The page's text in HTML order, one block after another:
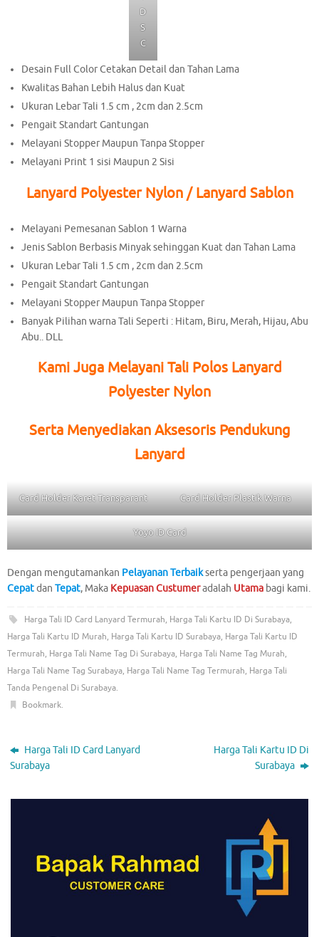
D
S
C
Desain Full Color Cetakan Detail dan Tahan Lama
Kwalitas Bahan Lebih Halus dan Kuat
Ukuran Lebar Tali 1.5 cm , 2cm dan 2.5cm
Pengait Standart Gantungan
Melayani Stopper Maupun Tanpa Stopper
Melayani Print 1 sisi Maupun 2 Sisi
Lanyard Polyester Nylon / Lanyard Sablon
Melayani Pemesanan Sablon 1 Warna
Jenis Sablon Berbasis Minyak sehinggan Kuat dan Tahan Lama
Ukuran Lebar Tali 1.5 cm , 2cm dan 2.5cm
Pengait Standart Gantungan
Melayani Stopper Maupun Tanpa Stopper
Banyak Pilihan warna Tali Seperti : Hitam, Biru, Merah, Hijau, Abu
Abu.. DLL
Kami Juga Melayani Tali Polos Lanyard
Polyester Nylon
Serta Menyediakan Aksesoris Pendukung
Lanyard
Card Holder Karet Transparant Card Holder Plastik Warna
Yoyo ID Card
Dengan mengutamankan Pelayanan Terbaikserta pengerjaan yang
Cepatdan Tepat, Maka Kepuasan Custumeradalah Utama bagi kami.
Harga Tali ID Card Lanyard Termurah, Harga Tali Kartu ID Di Surabaya,
Harga Tali Kartu ID Murah, Harga Tali Kartu ID Surabaya, Harga Tali Kartu ID
Termurah, Harga Tali Name Tag Di Surabaya, Harga Tali Name Tag Murah,
Harga Tali Name Tag Surabaya, Harga Tali Name Tag Termurah, Harga Tali
Tanda Pengenal Di Surabaya.
Bookmark.
Harga Tali ID Card Lanyard
Surabaya
Harga Tali Kartu ID Di
Surabaya